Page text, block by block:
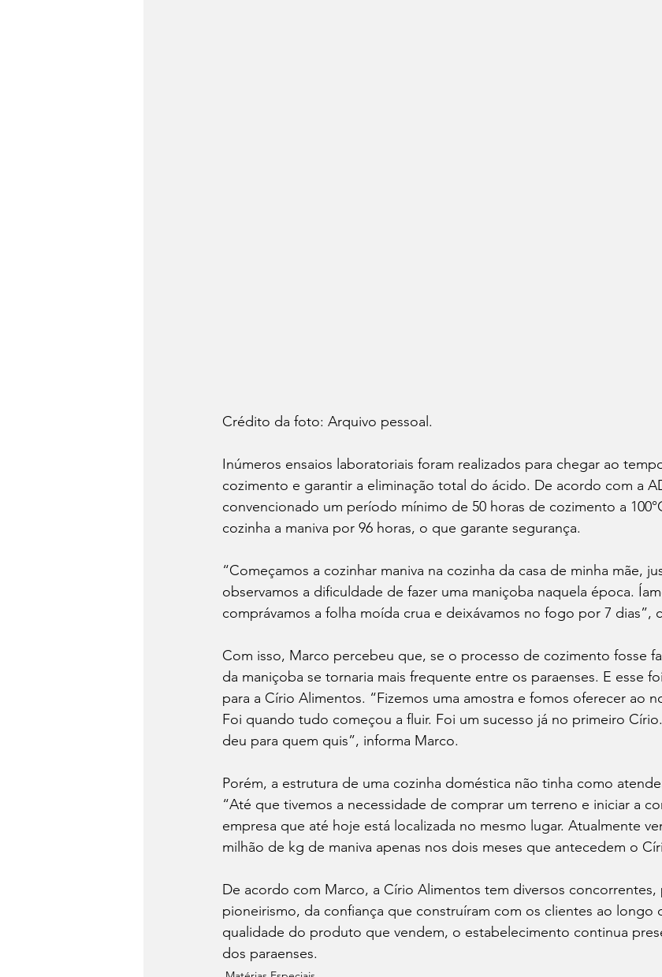
Crédito da foto: Arquivo pessoal.
Inúmeros ensaios laboratoriais foram realizados para chegar ao
cozimento e garantir a eliminação total do ácido. De acordo com a
convencionado um período mínimo de 50 horas de cozimento a
cozinha a maniva por 96 horas, o que garante segurança.
“Começamos a cozinhar maniva na cozinha da casa de minha mãe,
observamos a dificuldade de fazer uma maniçoba naquela época.
comprávamos a folha moída crua e deixávamos no fogo por 7 dias”,
Com isso, Marco percebeu que, se o processo de cozimento fosse
da maniçoba se tornaria mais frequente entre os paraenses. E esse
para a Círio Alimentos. “Fizemos uma amostra e fomos oferecer ao
Foi quando tudo começou a fluir. Foi um sucesso já no primeiro
deu para quem quis”, informa Marco.
Porém, a estrutura de uma cozinha doméstica não tinha como
“Até que tivemos a necessidade de comprar um terreno e iniciar a
empresa que até hoje está localizada no mesmo lugar. Atualmente
milhão de kg de maniva apenas nos dois meses que antecedem o
De acordo com Marco, a Círio Alimentos tem diversos
pioneirismo, da confiança que construíram com os clientes ao longo
qualidade do produto que vendem, o estabelecimento continua
dos paraenses.